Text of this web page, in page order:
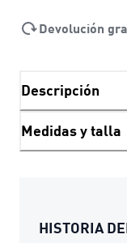
Devolución
Descripción
Medidas y talla
HISTORIA